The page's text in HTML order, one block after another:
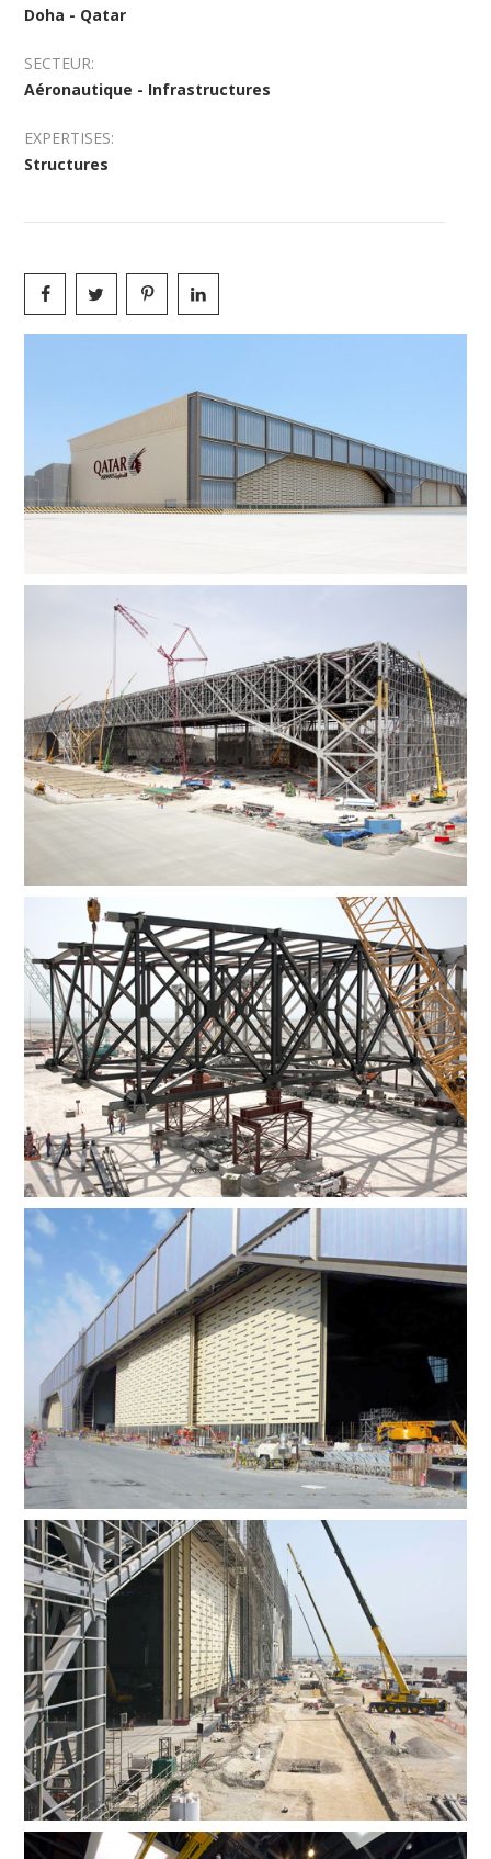
Doha - Qatar
SECTEUR:
Aéronautique - Infrastructures
EXPERTISES:
Structures